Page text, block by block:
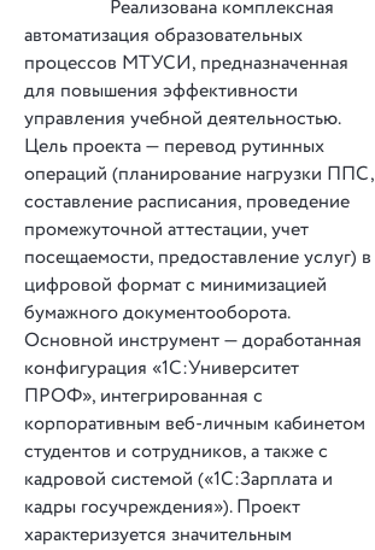
Реализована комплексная
автоматизация образовательных
процессов МТУСИ, предназначенная
для повышения эффективности
управления учебной деятельностью.
Цель проекта — перевод рутинных
операций (планирование нагрузки ППС,
составление расписания, проведение
промежуточной аттестации, учет
посещаемости, предоставление услуг) в
цифровой формат с минимизацией
бумажного документооборота.
Основной инструмент — доработанная
конфигурация «1С:Университет
ПРОФ», интегрированная с
корпоративным веб-личным кабинетом
студентов и сотрудников, а также с
кадровой системой («1С:Зарплата и
кадры госучреждения»). Проект
характеризуется значительным